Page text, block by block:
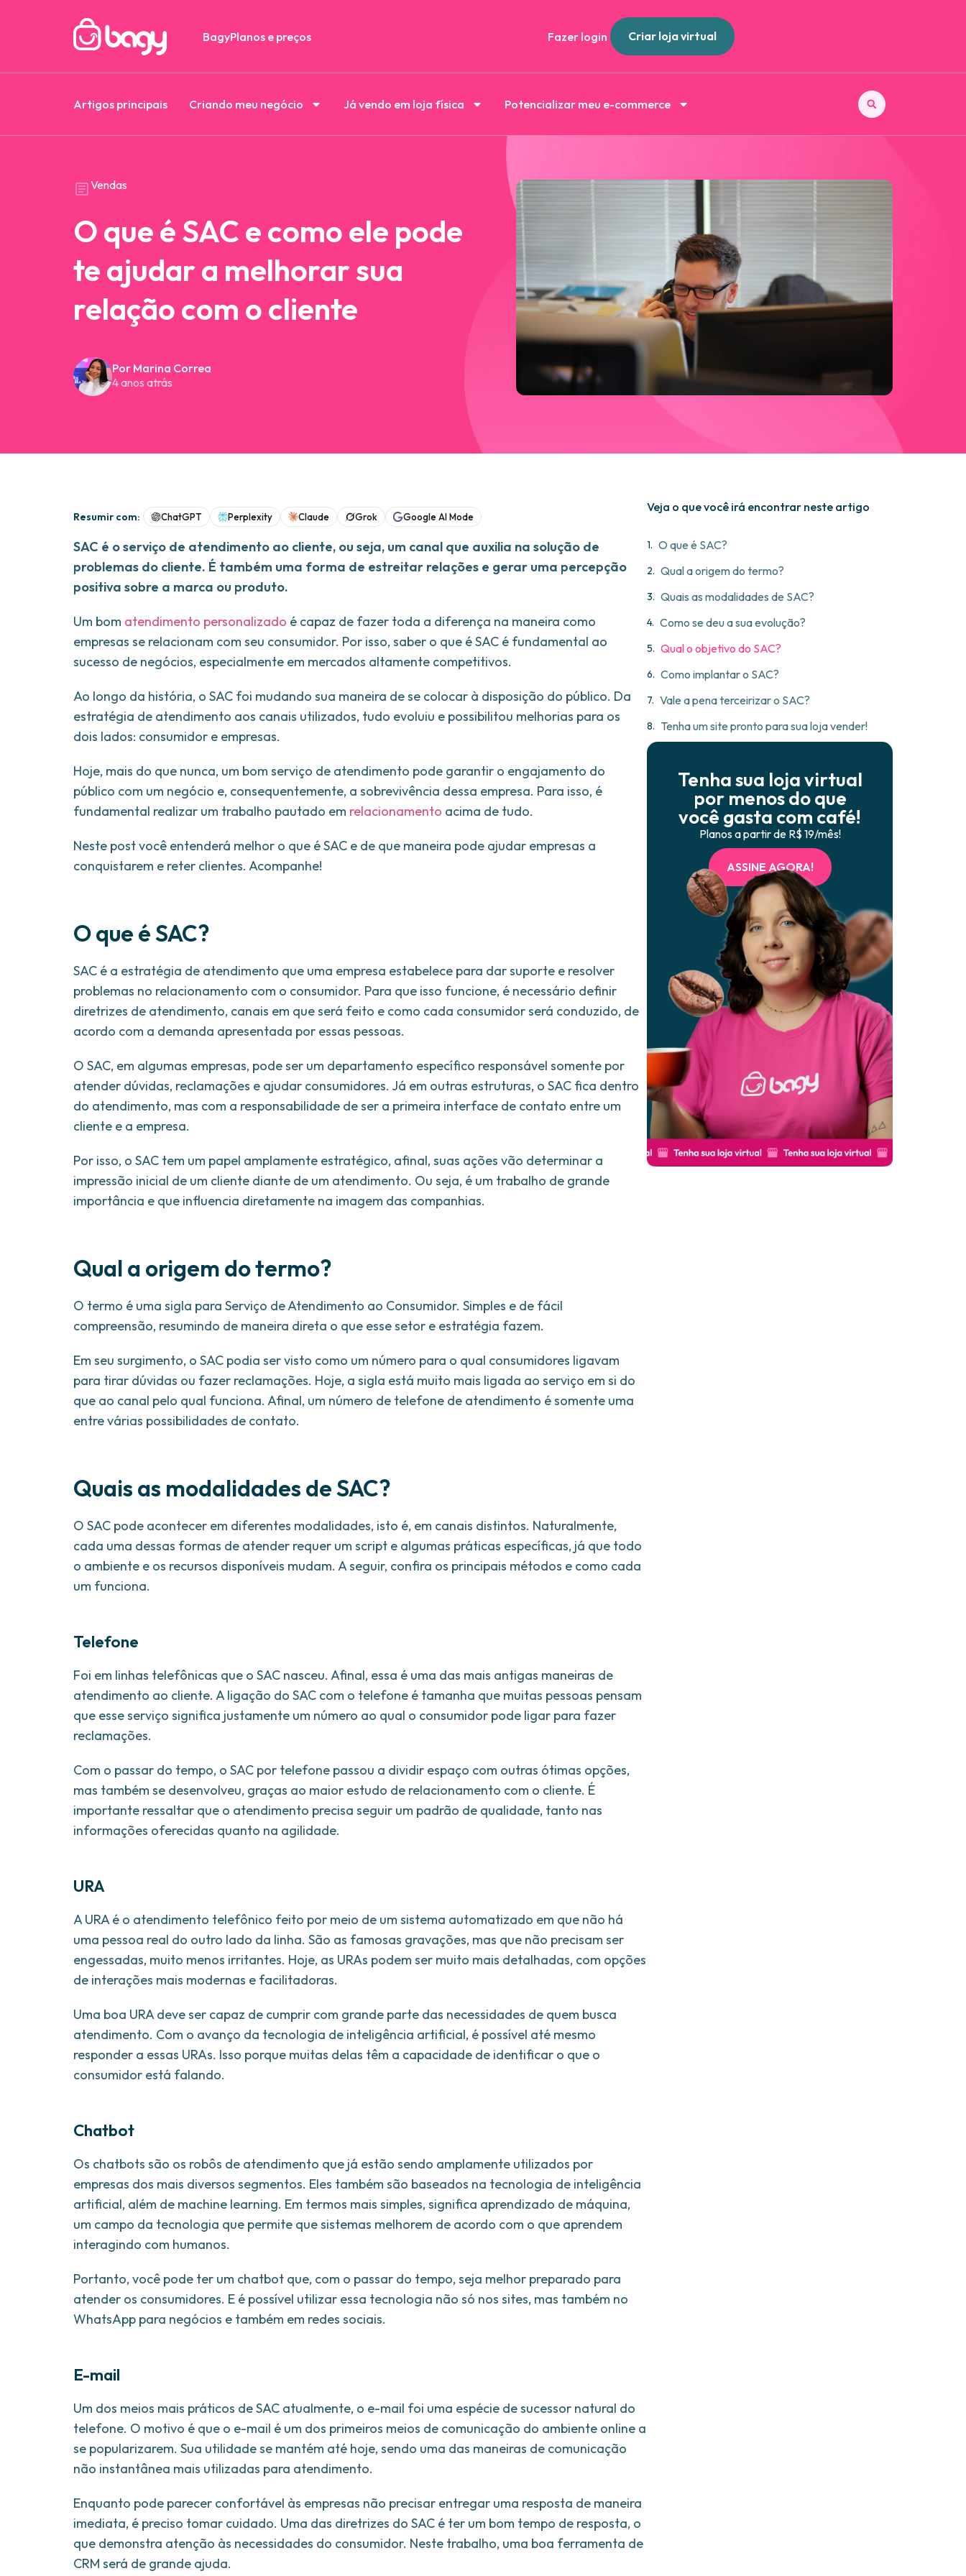
BagyPlanos e preços Fazer login Criar loja virtual
Artigos principais Criando meu negócio Já vendo em loja física Potencializar meu e-commerce
Vendas
O que é SAC e como ele pode
te ajudar a melhorar sua
relação com o cliente
Por Marina Correa
4 anos atrás
Resumir com: ChatGPT Perplexity Claude Grok Google AI Mode
SAC é o serviço de atendimento ao cliente, ou seja, um canal que auxilia na solução de
problemas do cliente. É também uma forma de estreitar relações e gerar uma percepção
positiva sobre a marca ou produto.
Um bom atendimento personalizado é capaz de fazer toda a diferença na maneira como
empresas se relacionam com seu consumidor. Por isso, saber o que é SAC é fundamental ao
sucesso de negócios, especialmente em mercados altamente competitivos.
Ao longo da história, o SAC foi mudando sua maneira de se colocar à disposição do público. Da
estratégia de atendimento aos canais utilizados, tudo evoluiu e possibilitou melhorias para os
dois lados: consumidor e empresas.
Hoje, mais do que nunca, um bom serviço de atendimento pode garantir o engajamento do
público com um negócio e, consequentemente, a sobrevivência dessa empresa. Para isso, é
fundamental realizar um trabalho pautado em relacionamento acima de tudo.
Neste post você entenderá melhor o que é SAC e de que maneira pode ajudar empresas a
conquistarem e reter clientes. Acompanhe!
O que é SAC?
SAC é a estratégia de atendimento que uma empresa estabelece para dar suporte e resolver
problemas no relacionamento com o consumidor. Para que isso funcione, é necessário definir
diretrizes de atendimento, canais em que será feito e como cada consumidor será conduzido, de
acordo com a demanda apresentada por essas pessoas.
O SAC, em algumas empresas, pode ser um departamento específico responsável somente por
atender dúvidas, reclamações e ajudar consumidores. Já em outras estruturas, o SAC fica dentro
do atendimento, mas com a responsabilidade de ser a primeira interface de contato entre um
cliente e a empresa.
Por isso, o SAC tem um papel amplamente estratégico, afinal, suas ações vão determinar a
impressão inicial de um cliente diante de um atendimento. Ou seja, é um trabalho de grande
importância e que influencia diretamente na imagem das companhias.
Qual a origem do termo?
O termo é uma sigla para Serviço de Atendimento ao Consumidor. Simples e de fácil
compreensão, resumindo de maneira direta o que esse setor e estratégia fazem.
Em seu surgimento, o SAC podia ser visto como um número para o qual consumidores ligavam
para tirar dúvidas ou fazer reclamações. Hoje, a sigla está muito mais ligada ao serviço em si do
que ao canal pelo qual funciona. Afinal, um número de telefone de atendimento é somente uma
entre várias possibilidades de contato.
Quais as modalidades de SAC?
O SAC pode acontecer em diferentes modalidades, isto é, em canais distintos. Naturalmente,
cada uma dessas formas de atender requer um script e algumas práticas específicas, já que todo
o ambiente e os recursos disponíveis mudam. A seguir, confira os principais métodos e como cada
um funciona.
Telefone
Foi em linhas telefônicas que o SAC nasceu. Afinal, essa é uma das mais antigas maneiras de
atendimento ao cliente. A ligação do SAC com o telefone é tamanha que muitas pessoas pensam
que esse serviço significa justamente um número ao qual o consumidor pode ligar para fazer
reclamações.
Com o passar do tempo, o SAC por telefone passou a dividir espaço com outras ótimas opções,
mas também se desenvolveu, graças ao maior estudo de relacionamento com o cliente. É
importante ressaltar que o atendimento precisa seguir um padrão de qualidade, tanto nas
informações oferecidas quanto na agilidade.
URA
A URA é o atendimento telefônico feito por meio de um sistema automatizado em que não há
uma pessoa real do outro lado da linha. São as famosas gravações, mas que não precisam ser
engessadas, muito menos irritantes. Hoje, as URAs podem ser muito mais detalhadas, com opções
de interações mais modernas e facilitadoras.
Uma boa URA deve ser capaz de cumprir com grande parte das necessidades de quem busca
atendimento. Com o avanço da tecnologia de inteligência artificial, é possível até mesmo
responder a essas URAs. Isso porque muitas delas têm a capacidade de identificar o que o
consumidor está falando.
Chatbot
Os chatbots são os robôs de atendimento que já estão sendo amplamente utilizados por
empresas dos mais diversos segmentos. Eles também são baseados na tecnologia de inteligência
artificial, além de machine learning. Em termos mais simples, significa aprendizado de máquina,
um campo da tecnologia que permite que sistemas melhorem de acordo com o que aprendem
interagindo com humanos.
Portanto, você pode ter um chatbot que, com o passar do tempo, seja melhor preparado para
atender os consumidores. E é possível utilizar essa tecnologia não só nos sites, mas também no
WhatsApp para negócios e também em redes sociais.
E-mail
Um dos meios mais práticos de SAC atualmente, o e-mail foi uma espécie de sucessor natural do
telefone. O motivo é que o e-mail é um dos primeiros meios de comunicação do ambiente online a
se popularizarem. Sua utilidade se mantém até hoje, sendo uma das maneiras de comunicação
não instantânea mais utilizadas para atendimento.
Enquanto pode parecer confortável às empresas não precisar entregar uma resposta de maneira
imediata, é preciso tomar cuidado. Uma das diretrizes do SAC é ter um bom tempo de resposta, o
que demonstra atenção às necessidades do consumidor. Neste trabalho, uma boa ferramenta de
CRM será de grande ajuda.
Veja o que você irá encontrar neste artigo
O que é SAC?
Qual a origem do termo?
Quais as modalidades de SAC?
Como se deu a sua evolução?
Qual o objetivo do SAC?
Como implantar o SAC?
Vale a pena terceirizar o SAC?
Tenha um site pronto para sua loja vender!
Tenha sua loja virtual
por menos do que
você gasta com café!
Planos a partir de R$ 19/mês!
ASSINE AGORA!